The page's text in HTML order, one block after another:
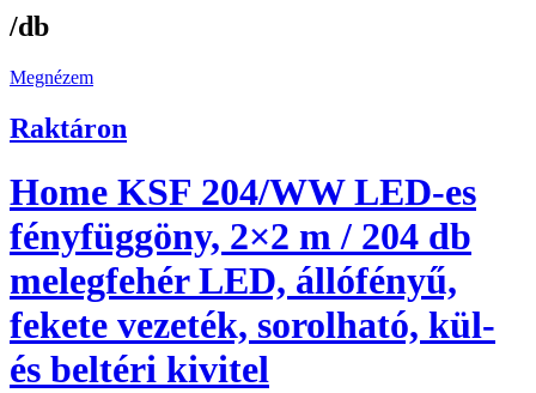
/db
Megnézem
Raktáron
Home KSF 204/WW LED-es
fényfüggöny, 2×2 m / 204 db
melegfehér LED, állófényű,
fekete vezeték, sorolható, kül-
és beltéri kivitel